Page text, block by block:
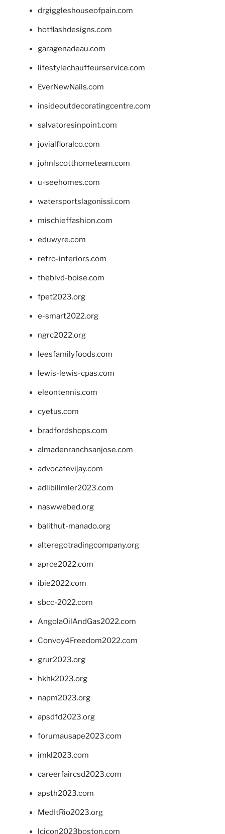
drgiggleshouseofpain.com
hotflashdesigns.com
garagenadeau.com
lifestylechauffeurservice.com
EverNewNails.com
insideoutdecoratingcentre.com
salvatoresinpoint.com
jovialfloralco.com
johnlscotthometeam.com
u-seehomes.com
watersportslagonissi.com
mischieffashion.com
eduwyre.com
retro-interiors.com
theblvd-boise.com
fpet2023.org
e-smart2022.org
ngrc2022.org
leesfamilyfoods.com
lewis-lewis-cpas.com
eleontennis.com
cyetus.com
bradfordshops.com
almadenranchsanjose.com
advocatevijay.com
adlibilimler2023.com
naswwebed.org
balithut-manado.org
alteregotradingcompany.org
aprce2022.com
ibie2022.com
sbcc-2022.com
AngolaOilAndGas2022.com
Convoy4Freedom2022.com
grur2023.org
hkhk2023.org
napm2023.org
apsdfd2023.org
forumausape2023.com
imkl2023.com
careerfaircsd2023.com
apsth2023.com
MedItRio2023.org
lcicon2023boston.com